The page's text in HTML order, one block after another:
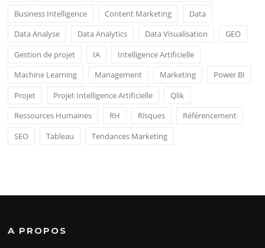
Business Intelligence
Content Marketing
Data
Data Analyse
Data Analytics Data Visualisation
GEO
Gestion de projet
IA
Intelligence Artificielle
Machine Learning
Management Marketing
Power BI
Projet
Projet Intelligence Artificielle
Qlik
Ressources Humaines
RH Risques
Référencement
SEO
Tableau Tendances Marketing
A PROPOS